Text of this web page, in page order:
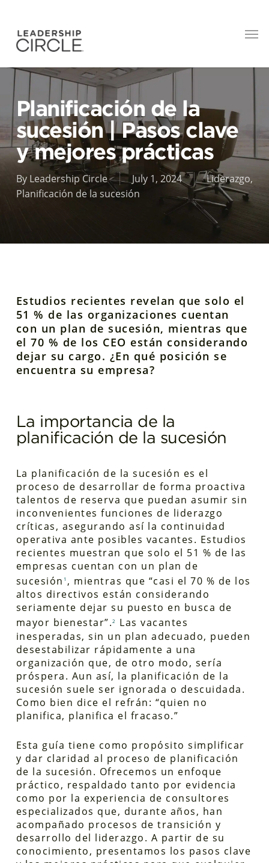
Planificación de la
sucesión | Pasos clave
y mejores prácticas
By Leadership Circle July 1, 2024 Liderazgo,
Planificación de la sucesión
Estudios recientes revelan que solo el
51 % de las organizaciones cuentan
con un plan de sucesión, mientras que
el 70 % de los CEO están considerando
dejar su cargo. ¿En qué posición se
encuentra su empresa?
La importancia de la
planificación de la sucesión
La planificación de la sucesión es el
proceso de desarrollar de forma proactiva
talentos de reserva que puedan asumir sin
inconvenientes funciones de liderazgo
críticas, asegurando así la continuidad
operativa ante posibles vacantes. Estudios
recientes muestran que solo el 51 % de las
empresas cuentan con un plan de
sucesión 1 , mientras que “casi el 70 % de los
altos directivos están considerando
seriamente dejar su puesto en busca de
mayor bienestar”.2
Las vacantes
inesperadas, sin un plan adecuado, pueden
desestabilizar rápidamente a una
organización que, de otro modo, sería
próspera. Aun así, la planificación de la
sucesión suele ser ignorada o descuidada.
Como bien dice el refrán: “quien no
planifica, planifica el fracaso.”
Esta guía tiene como propósito simplificar
y dar claridad al proceso de planificación
de la sucesión. Ofrecemos un enfoque
práctico, respaldado tanto por evidencia
como por la experiencia de consultores
especializados que, durante años, han
acompañado procesos de transición y
desarrollo del liderazgo. A partir de su
conocimiento, presentamos los pasos clave